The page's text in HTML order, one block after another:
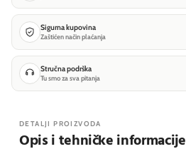
Sigurna kupovina
Zaštićen način plaćanja
Stručna podrška
Tu smo za sva pitanja
DETALJI PROIZVODA
Opis i tehničke informacije